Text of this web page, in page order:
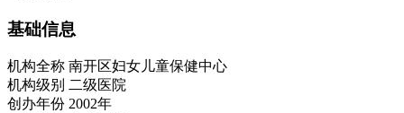
基础信息
机构全称 南开区妇女儿童保健中心
机构级别 二级医院
创办年份 2002年